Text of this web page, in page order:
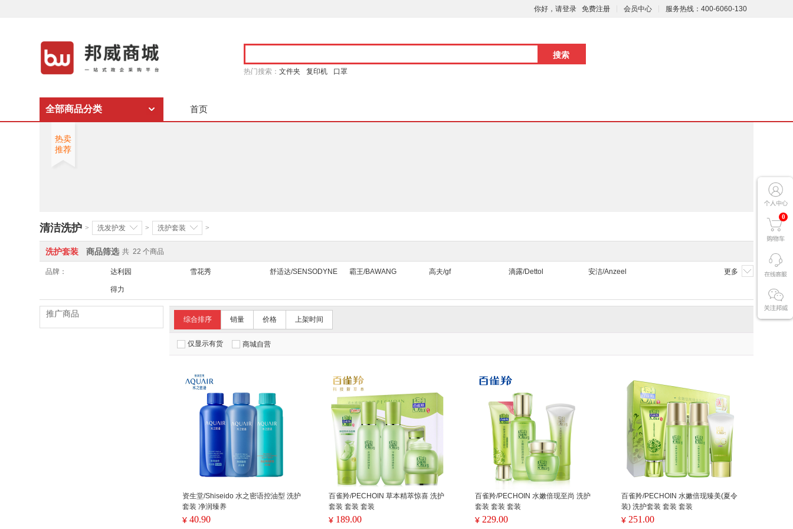
你好，请登录 免费注册 会员中心 服务热线：400-6060-130
热门搜索： 文件夹 复印机 口罩
0
全部商品分类 首页
热卖
推荐
清洁洗护 > 洗发护发 > 洗护套装 >
洗护套装 商品筛选 共 22 个商品
品牌： 达利园 雪花秀 舒适达/SENSODYNE 霸王/BAWANG 高夫/gf 滴露/Dettol 安洁/Anzeel
得力
更多
综合排序 销量 价格 上架时间
仅显示有货 商城自营
资生堂/Shiseido 水之密语控油型 洗护
套装 净润臻养
¥ 40.90
百雀羚/PECHOIN 草本精萃惊喜 洗护
套装 套装 套装
¥ 189.00
百雀羚/PECHOIN 水嫩倍现至尚 洗护
套装 套装 套装
¥ 229.00
百雀羚/PECHOIN 水嫩倍现臻美(夏令
装) 洗护套装 套装 套装
¥ 251.00
推广商品